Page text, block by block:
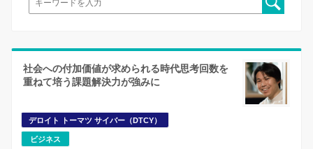
社会への付加価値が求められる時代思考回数を
重ねて培う課題解決力が強みに
デロイト トーマツ サイバー（DTCY）
ビジネス